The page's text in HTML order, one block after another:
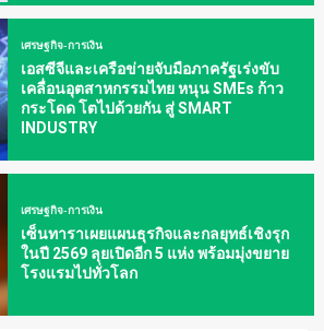
เศรษฐกิจ-การเงิน
เอสซีจีและเครือข่ายจับมือภาครัฐเร่งขับ
เคลื่อนอุตสาหกรรมไทย หนุน SMEs ก้าว
กระโดด โตไปด้วยกัน สู่ SMART
INDUSTRY
เศรษฐกิจ-การเงิน
เซ็นทาราเผยแผนธุรกิจและกลยุทธ์เชิงรุก
ในปี 2569 ลุยเปิดอีก 5 แห่ง พร้อมมุ่งขยาย
โรงแรมไปทั่วโลก